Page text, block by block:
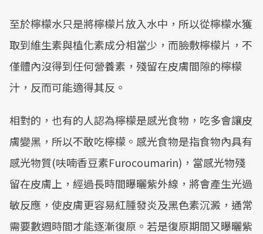
至於檸檬水只是將檸檬片放入水中，所以從檸檬水獲
取到維生素與植化素成分相當少，而臉敷檸檬片，不
僅體內沒得到任何營養素，殘留在皮膚間隙的檸檬
汁，反而可能適得其反。
相對的，也有的人認為檸檬是感光食物，吃多會讓皮
膚變黑，所以不敢吃檸檬。感光食物是指食物內具有
感光物質(呋喃香豆素Furocoumarin)，當感光物殘
留在皮膚上，經過長時間曝曬紫外線，將會產生光過
敏反應，使皮膚更容易紅腫發炎及黑色素沉澱，通常
需要數週時間才能逐漸復原。若是復原期間又曝曬紫